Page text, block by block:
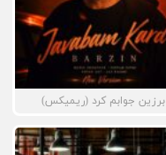
برزین جوابم کرد (ریمیکس)